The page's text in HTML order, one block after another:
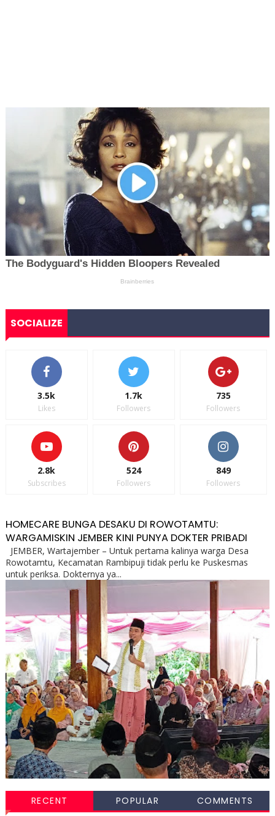
SOCIALIZE
3.5k
Likes
1.7k
Followers
735
Followers
2.8k
Subscribes
524
Followers
849
Followers
HOMECARE BUNGA DESAKU DI ROWOTAMTU:
WARGAMISKIN JEMBER KINI PUNYA DOKTER PRIBADI
JEMBER, Wartajember – Untuk pertama kalinya warga Desa
Rowotamtu, Kecamatan Rambipuji tidak perlu ke Puskesmas
untuk periksa. Dokternya ya...
RECENT POPULAR COMMENTS